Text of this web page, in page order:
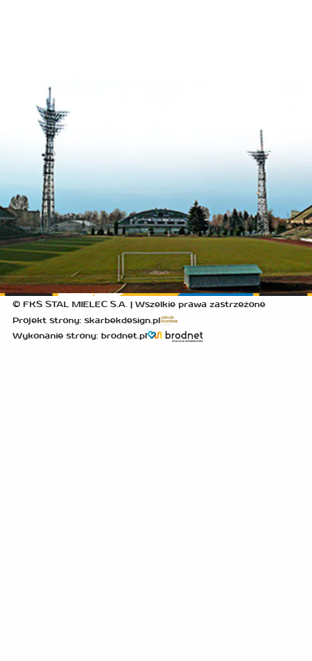
© FKS STAL MIELEC S.A. | Wszelkie prawa zastrzeżone
Projekt strony: skarbekdesign.pl
Wykonanie strony: brodnet.pl